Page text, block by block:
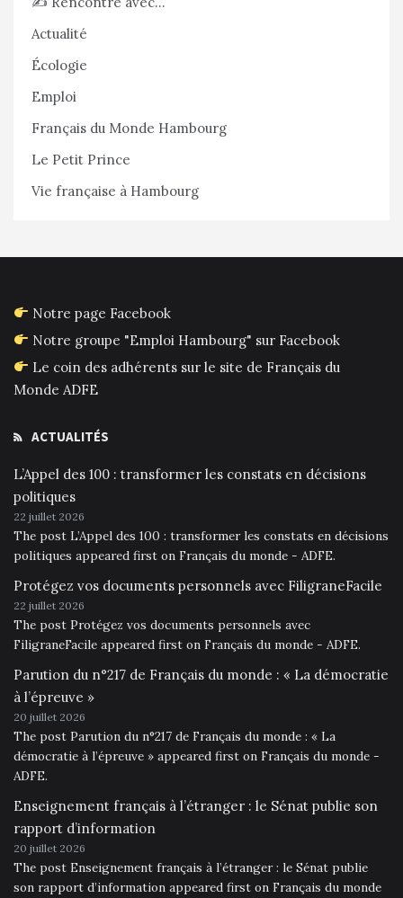
Actualité
Écologie
Emploi
Français du Monde Hambourg
Le Petit Prince
Vie française à Hambourg
Notre page Facebook
Notre groupe "Emploi Hambourg" sur Facebook
Le coin des adhérents sur le site de Français du
Monde ADFE
ACTUALITÉS
L’Appel des 100 : transformer les constats en décisions
politiques
22 juillet 2026
The post L’Appel des 100 : transformer les constats en décisions
politiques appeared first on Français du monde - ADFE.
Protégez vos documents personnels avec FiligraneFacile
22 juillet 2026
The post Protégez vos documents personnels avec
FiligraneFacile appeared first on Français du monde - ADFE.
Parution du n°217 de Français du monde : « La démocratie
à l’épreuve »
20 juillet 2026
The post Parution du n°217 de Français du monde : « La
démocratie à l’épreuve » appeared first on Français du monde -
ADFE.
Enseignement français à l’étranger : le Sénat publie son
rapport d’information
20 juillet 2026
The post Enseignement français à l’étranger : le Sénat publie
son rapport d’information appeared first on Français du monde